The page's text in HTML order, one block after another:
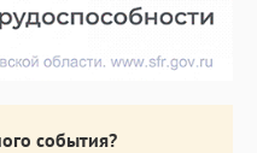
события?